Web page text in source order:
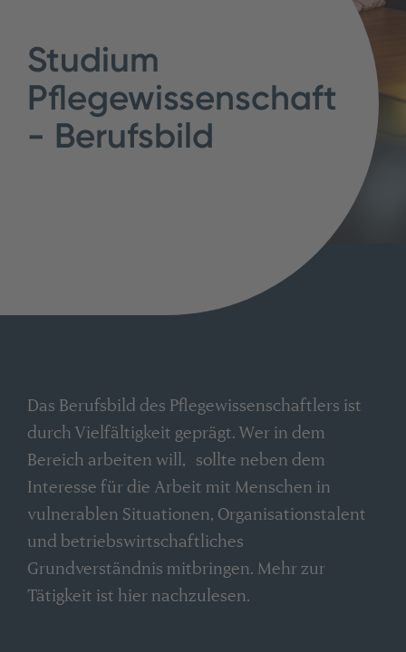
Studium
Pflegewissenschaft
- Berufsbild
Das Berufsbild des Pflegewissenschaftlers ist
durch Vielfältigkeit geprägt. Wer in dem
Bereich arbeiten will, sollte neben dem
Interesse für die Arbeit mit Menschen in
vulnerablen Situationen, Organisationstalent
und betriebswirtschaftliches
Grundverständnis mitbringen. Mehr zur
Tätigkeit ist hier nachzulesen.